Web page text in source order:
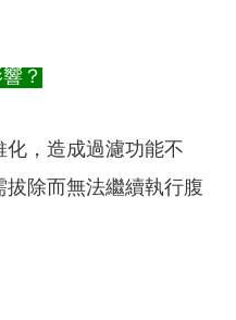
？
，造成過濾功能不
除而無法繼續執行腹